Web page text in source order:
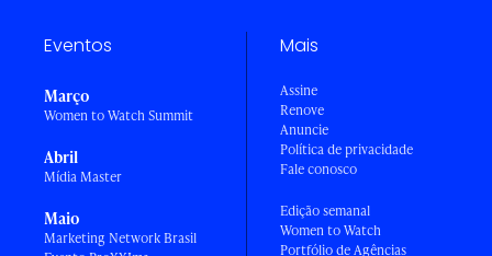
Eventos
Março
Women to Watch Summit
Abril
Mídia Master
Maio
Marketing Network Brasil
Mais
Assine
Renove
Anuncie
Política de privacidade
Fale conosco
Edição semanal
Women to Watch
Portfólio de Agências